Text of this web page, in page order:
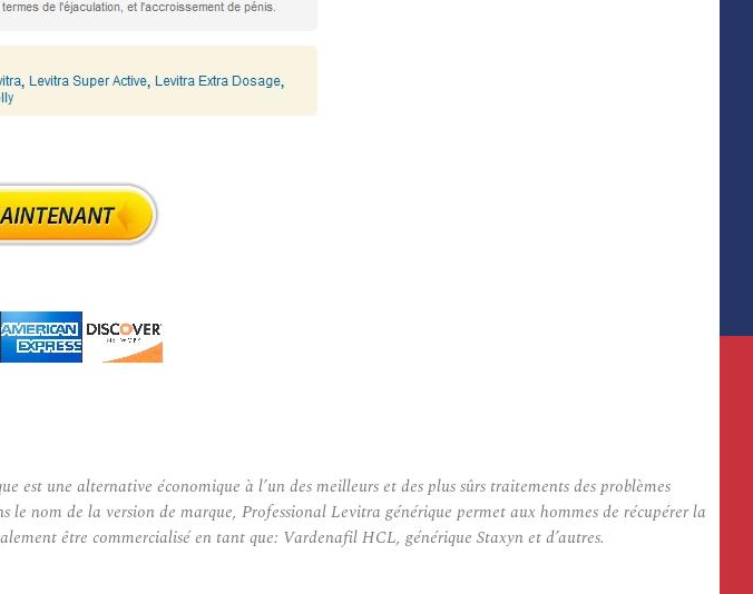
une alternative économique à l’un des meilleurs et des plus sûrs traitements des problèmes
nom de la version de marque, Professional Levitra générique permet aux hommes de récupérer la
être commercialisé en tant que: Vardenafil HCL, générique Staxyn et d’autres.